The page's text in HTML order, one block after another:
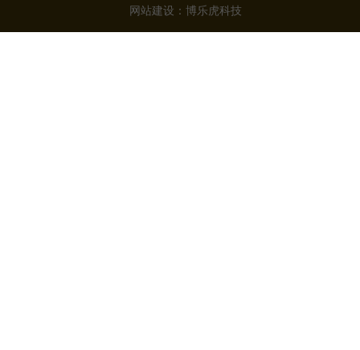
网站建设 ： 博乐虎科技